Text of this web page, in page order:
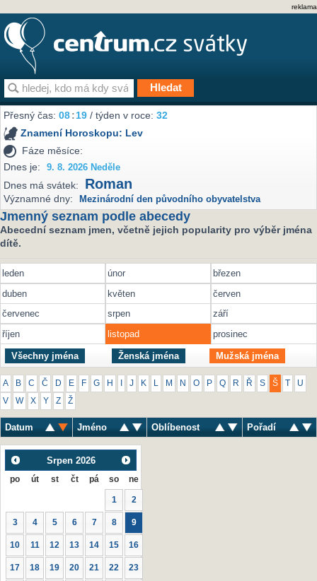
reklama
Přesný čas:08:19 / týden v roce:32
Znamení Horoskopu: Lev
Fáze měsíce:
Dnes je:
9. 8. 2026 Neděle
Dnes má svátek: Roman
Významné dny: Mezinárodní den původního obyvatelstva
Jmenný seznam podle abecedy
Abecední seznam jmen, včetně jejich popularity pro výběr jména
dítě.
leden únor
březen
duben
květen
červen
červenec
srpen
září
říjen
listopad prosinec
Všechny jména Ženská jména Mužská jména
A B C Č D E F G H J K M N O P Q R Ř S Š U
V W X Y Z Ž
Datum Jméno Oblíbenost Pořadí
Srpen 2026
po út st čt pá so ne
1 2
3 4 5 6 7 8 9
10 11 12 13 14 15 16
17 18 19 20 21 22 23